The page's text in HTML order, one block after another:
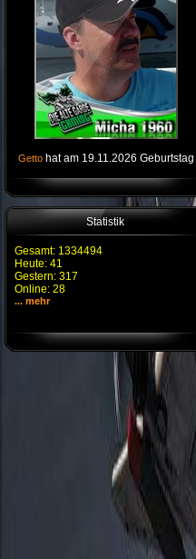
Getto hat am 19.11.2026 Geburtstag
Statistik
Gesamt: 1334494
Heute: 41
Gestern: 317
Online: 28
... mehr